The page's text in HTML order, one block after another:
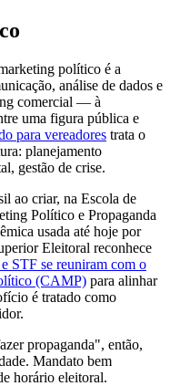
político é a
análise de dados e
comercial — à
uma figura pública e
para vereadores trata o
planejamento
gestão de crise.
ao criar, na Escola de
Político e Propaganda
usada até hoje por
Eleitoral reconhece
STF se reuniram com o
(CAMP) para alinhar
é tratado como
propaganda", então,
Mandato bem
horário eleitoral.